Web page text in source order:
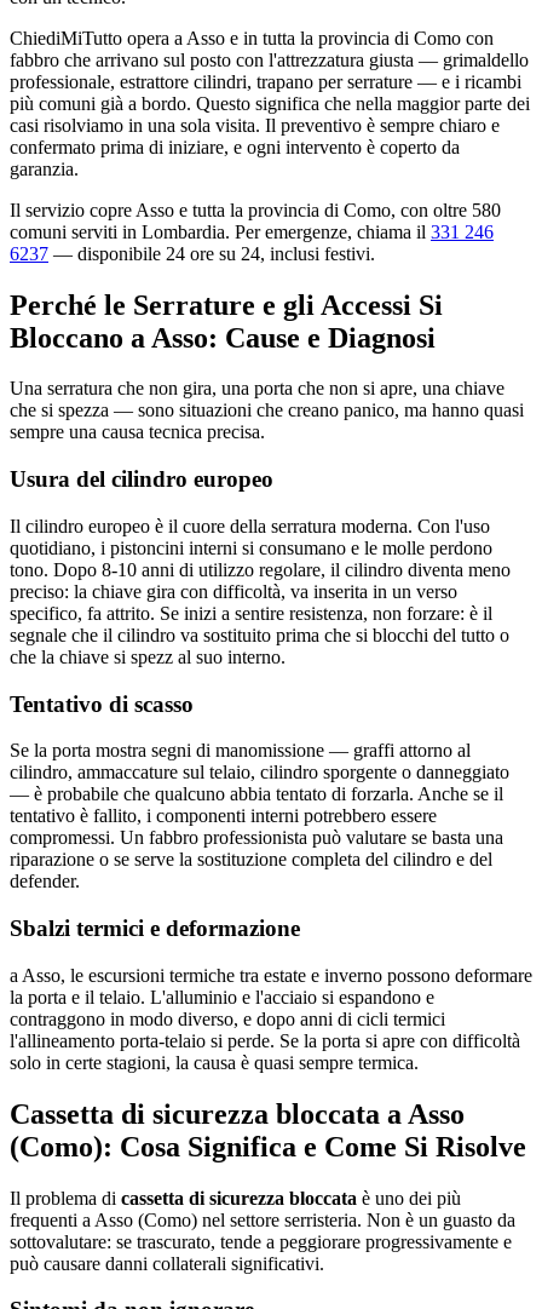
ChiediMiTutto opera a Asso e in tutta la provincia di Como con
fabbro che arrivano sul posto con l'attrezzatura giusta — grimaldello
professionale, estrattore cilindri, trapano per serrature — e i ricambi
più comuni già a bordo. Questo significa che nella maggior parte dei
casi risolviamo in una sola visita. Il preventivo è sempre chiaro e
confermato prima di iniziare, e ogni intervento è coperto da
garanzia.
Il servizio copre Asso e tutta la provincia di Como, con oltre 580
comuni serviti in Lombardia. Per emergenze, chiama il 331 246
6237 — disponibile 24 ore su 24, inclusi festivi.
Perché le Serrature e gli Accessi Si
Bloccano a Asso: Cause e Diagnosi
Una serratura che non gira, una porta che non si apre, una chiave
che si spezza — sono situazioni che creano panico, ma hanno quasi
sempre una causa tecnica precisa.
Usura del cilindro europeo
Il cilindro europeo è il cuore della serratura moderna. Con l'uso
quotidiano, i pistoncini interni si consumano e le molle perdono
tono. Dopo 8-10 anni di utilizzo regolare, il cilindro diventa meno
preciso: la chiave gira con difficoltà, va inserita in un verso
specifico, fa attrito. Se inizi a sentire resistenza, non forzare: è il
segnale che il cilindro va sostituito prima che si blocchi del tutto o
che la chiave si spezz al suo interno.
Tentativo di scasso
Se la porta mostra segni di manomissione — graffi attorno al
cilindro, ammaccature sul telaio, cilindro sporgente o danneggiato
— è probabile che qualcuno abbia tentato di forzarla. Anche se il
tentativo è fallito, i componenti interni potrebbero essere
compromessi. Un fabbro professionista può valutare se basta una
riparazione o se serve la sostituzione completa del cilindro e del
defender.
Sbalzi termici e deformazione
a Asso, le escursioni termiche tra estate e inverno possono deformare
la porta e il telaio. L'alluminio e l'acciaio si espandono e
contraggono in modo diverso, e dopo anni di cicli termici
l'allineamento porta-telaio si perde. Se la porta si apre con difficoltà
solo in certe stagioni, la causa è quasi sempre termica.
Cassetta di sicurezza bloccata a Asso
(Como): Cosa Significa e Come Si Risolve
Il problema di cassetta di sicurezza bloccata è uno dei più
frequenti a Asso (Como) nel settore serristeria. Non è un guasto da
sottovalutare: se trascurato, tende a peggiorare progressivamente e
può causare danni collaterali significativi.